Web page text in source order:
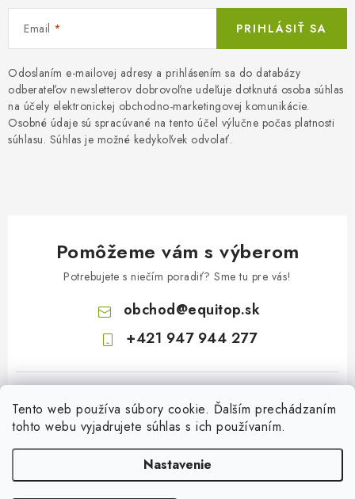
Tento web používa súbory cookie. Ďalším prechádzaním
tohto webu vyjadrujete súhlas s ich používaním.
Nastavenie
Email
Odoslaním e-mailovej adresy a prihlásením sa do databázy
odberateľov newsletterov dobrovoľne udeľuje dotknutá osoba súhlas
na účely elektronickej obchodno-marketingovej komunikácie.
Osobné údaje sú spracúvané na tento účel výlučne počas platnosti
súhlasu. Súhlas je možné kedykoľvek odvolať.
PRIHLÁSIŤ SA
Pomôžeme vám s výberom
Potrebujete s niečím poradiť? Sme tu pre vás!
obchod@equitop.sk
+421 947 944 277